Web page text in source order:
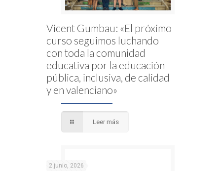
Vicent Gumbau: «El próximo
curso seguimos luchando
con toda la comunidad
educativa por la educación
pública, inclusiva, de calidad
y en valenciano»
Leer más
2 junio, 2026